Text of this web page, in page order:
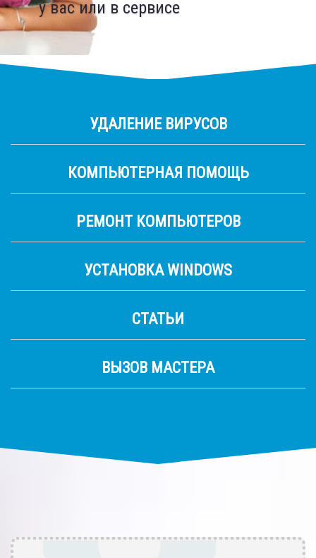
у вас или в сервисе
запчасти
УДАЛЕНИЕ ВИРУСОВ
КОМПЬЮТЕРНАЯ ПОМОЩЬ
РЕМОНТ КОМПЬЮТЕРОВ
УСТАНОВКА WINDOWS
СТАТЬИ
ВЫЗОВ МАСТЕРА